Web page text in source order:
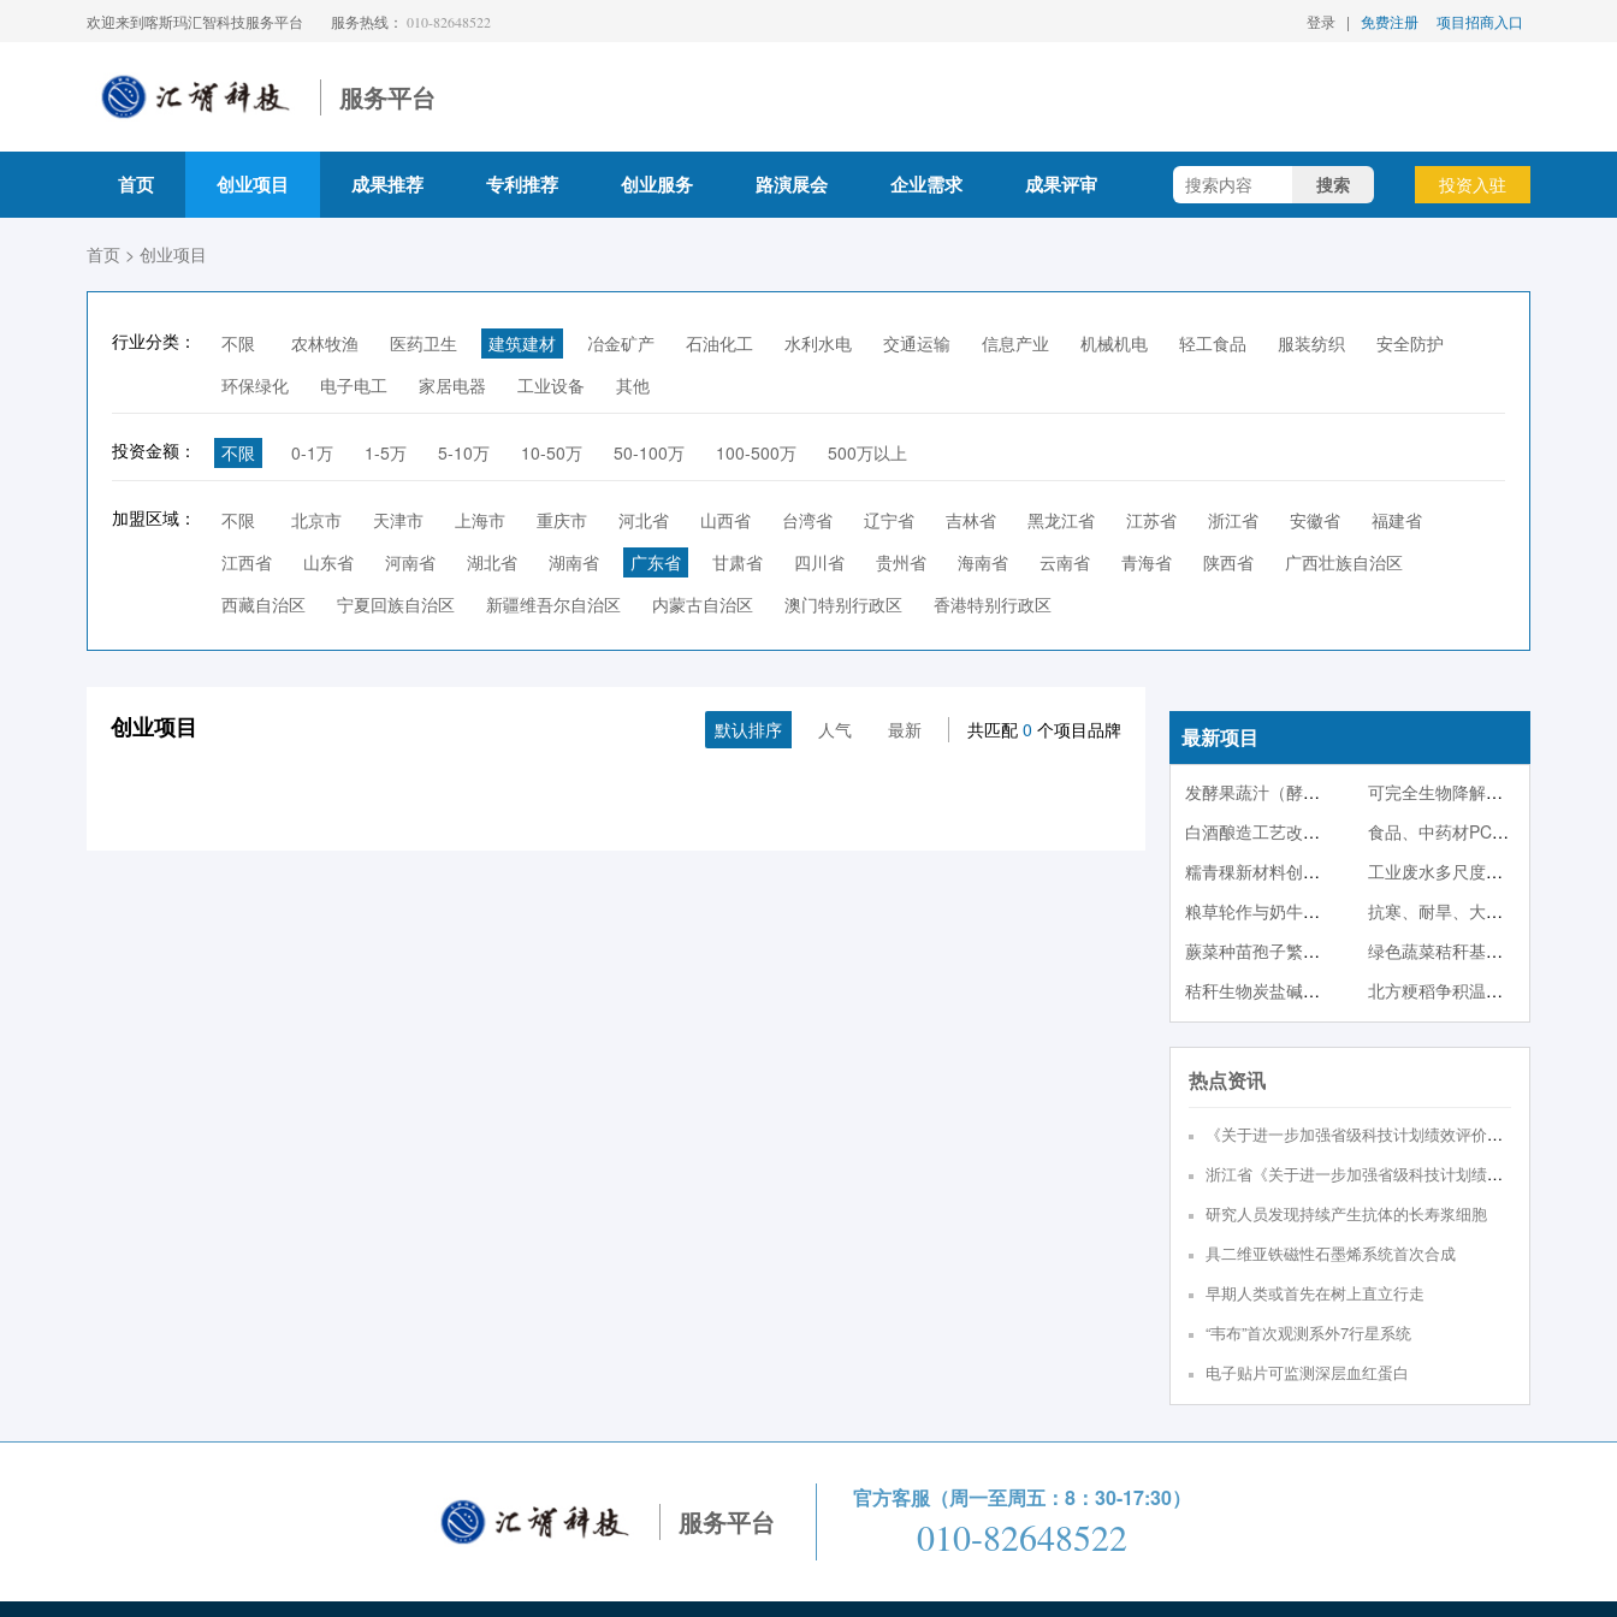
欢迎来到喀斯玛汇智科技服务平台 服务热线： 010-82648522 登录 | 免费注册 项目招商入口
服务平台
首页 创业项目 成果推荐 专利推荐 创业服务 路演展会 企业需求 成果评审 搜索 投资入驻
首页 > 创业项目
行业分类： 不限 农林牧渔 医药卫生 建筑建材 冶金矿产 石油化工 水利水电 交通运输 信息产业 机械机电 轻工食品 服装纺织
安全防护
环保绿化
电子电工 家居电器 工业设备 其他
投资金额： 不限 0-1万 1-5万 5-10万 10-50万 50-100万 100-500万 500万以上
加盟区域： 不限 北京市 天津市 上海市 重庆市 河北省 山西省 台湾省 辽宁省 吉林省 黑龙江省 江苏省 浙江省 安徽省
福建省
江西省
山东省 河南省 湖北省 湖南省 广东省 甘肃省 四川省 贵州省 海南省 云南省 青海省 陕西省
广西壮族自治区
西藏自治区
宁夏回族自治区 新疆维吾尔自治区 内蒙古自治区 澳门特别行政区 香港特别行政区
创业项目 默认排序 人气 最新 共匹配 0 个项目品牌 最新项目
发酵果蔬汁（酵素）系列产品
可完全生物降解塑料PBS
白酒酿造工艺改良技术
食品、中药材PCR快检技术
糯青稞新材料创制及其产品开发
工业废水多尺度调控生物强化处理与稳定达标技术
粮草轮作与奶牛一体化产业技术体系
抗寒、耐旱、大果型蓝靛果品种与种苗繁殖技术
蕨菜种苗孢子繁殖与人工栽培技术
绿色蔬菜秸秆基质栽培
秸秆生物炭盐碱地改良与中低产田改造技术
北方粳稻争积温育秧方法
热点资讯
《关于进⼀步加强省级科技计划绩效评价的实施意见（试⾏）》政策解读
浙江省《关于进一步加强省级科技计划绩效评价的实施意见（试行）》
研究人员发现持续产生抗体的长寿浆细胞
具二维亚铁磁性石墨烯系统首次合成
早期人类或首先在树上直立行走
“韦布”首次观测系外7行星系统
电子贴片可监测深层血红蛋白
服务平台
官方客服（周一至周五：8：30-17:30）
010-82648522